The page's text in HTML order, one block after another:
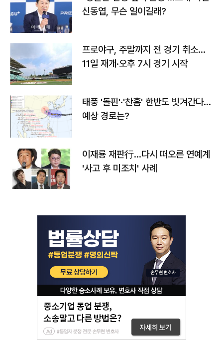
신동엽, 무슨 일이길래?
프로야구, 주말까지 전 경기 취소…
11일 재개·오후 7시 경기 시작
태풍 '돌핀'·'찬홈' 한반도 빗겨간다…
예상 경로는?
이재룡 재판行…다시 떠오른 연예계
'사고 후 미조치' 사례